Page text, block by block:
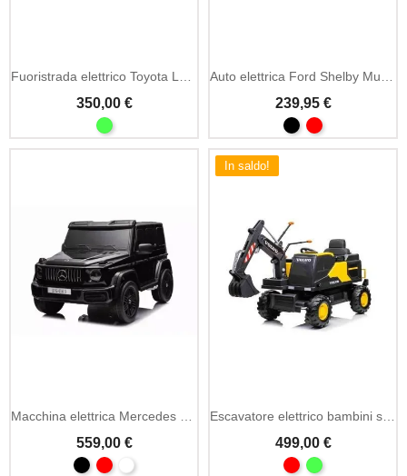
350,00 € 239,95 €
559,00 €
In saldo!
499,00 €